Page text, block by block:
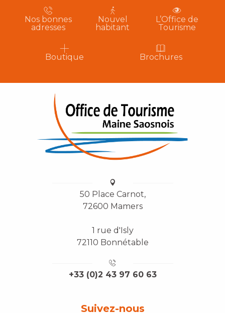
Nos bonnes
adresses
Nouvel
habitant
L’Office de
Tourisme
Boutique Brochures
50 Place Carnot,
72600 Mamers
1 rue d'Isly
72110 Bonnétable
+33 (0)2 43 97 60 63
Suivez-nous